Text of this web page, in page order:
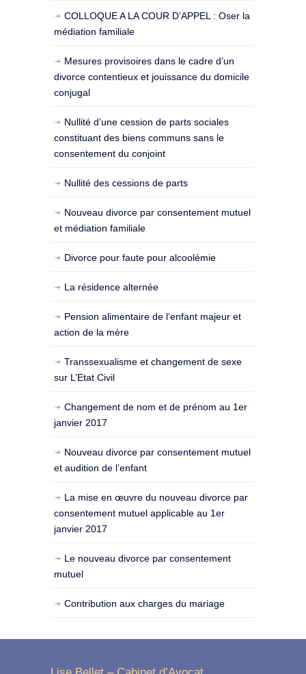
COLLOQUE A LA COUR D’APPEL : Oser la
médiation familiale
Mesures provisoires dans le cadre d’un
divorce contentieux et jouissance du domicile
conjugal
Nullité d’une cession de parts sociales
constituant des biens communs sans le
consentement du conjoint
Nullité des cessions de parts
Nouveau divorce par consentement mutuel
et médiation familiale
Divorce pour faute pour alcoolémie
La résidence alternée
Pension alimentaire de l’enfant majeur et
action de la mère
Transsexualisme et changement de sexe
sur L’Etat Civil
Changement de nom et de prénom au 1er
janvier 2017
Nouveau divorce par consentement mutuel
et audition de l’enfant
La mise en œuvre du nouveau divorce par
consentement mutuel applicable au 1er
janvier 2017
Le nouveau divorce par consentement
mutuel
Contribution aux charges du mariage